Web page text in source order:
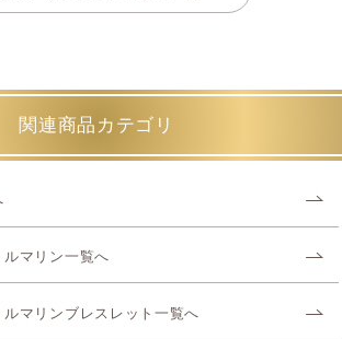
関連商品カテゴリ
マリン一覧へ
マリンブレスレット一覧へ